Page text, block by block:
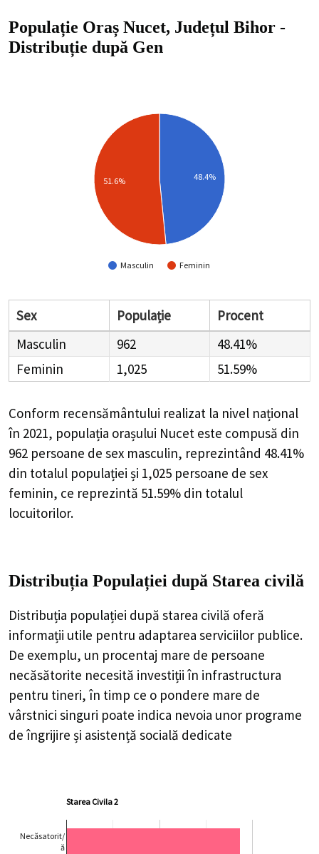
Populație Oraș Nucet, Județul Bihor -
Distribuție după Gen
Masculin Feminin
48.4%
51.6%
Sex Populație
Procent
Masculin
962
48.41%
Feminin
1,025 51.59%
Conform recensământului realizat la nivel național
în 2021, populația orașului Nucet este compusă din
962 persoane de sex masculin, reprezintând 48.41%
din totalul populației și 1,025 persoane de sex
feminin, ce reprezintă 51.59% din totalul
locuitorilor.
Distribuția Populației după Starea civilă
Distribuția populației după starea civilă oferă
informații utile pentru adaptarea serviciilor publice.
De exemplu, un procentaj mare de persoane
necăsătorite necesită investiții în infrastructura
pentru tineri, în timp ce o pondere mare de
vârstnici singuri poate indica nevoia unor programe
de îngrijire și asistență socială dedicate
Starea Civila 2
Necăsatorit/
ă